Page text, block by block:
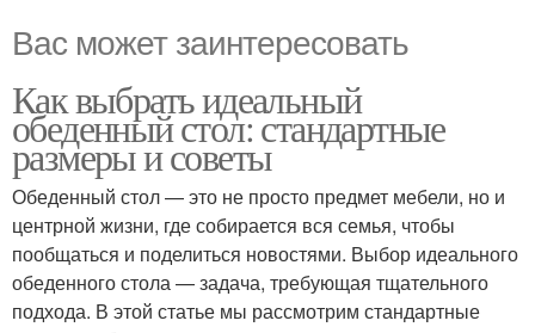
Вас может заинтересовать
Как выбрать идеальный
обеденный стол: стандартные
размеры и советы
Обеденный стол — это не просто предмет мебели, но и
центрной жизни, где собирается вся семья, чтобы
пообщаться и поделиться новостями. Выбор идеального
обеденного стола — задача, требующая тщательного
подхода. В этой статье мы рассмотрим стандартные